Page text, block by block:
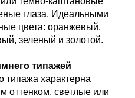
глаза. Идеальными
цвета: оранжевый,
зеленый и золотой.
типажей
типажа характерна
оттенком, светлые или